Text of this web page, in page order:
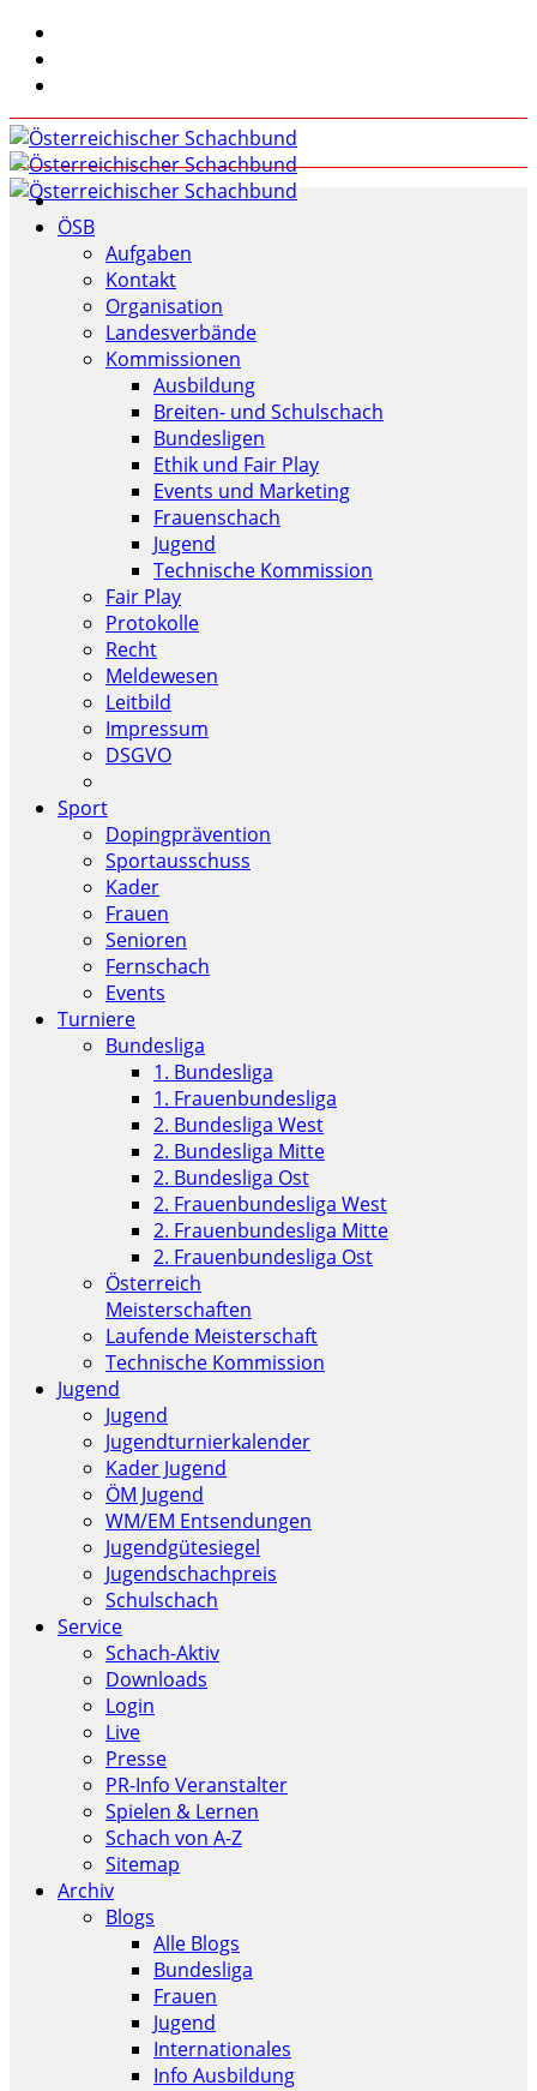
ÖSB
Aufgaben
Kontakt
Organisation
Landesverbände
Kommissionen
Ausbildung
Breiten- und Schulschach
Bundesligen
Ethik und Fair Play
Events und Marketing
Frauenschach
Jugend
Technische Kommission
Fair Play
Protokolle
Recht
Meldewesen
Leitbild
Impressum
DSGVO
Sport
Dopingprävention
Sportausschuss
Kader
Frauen
Senioren
Fernschach
Events
Turniere
Bundesliga
1. Bundesliga
1. Frauenbundesliga
2. Bundesliga West
2. Bundesliga Mitte
2. Bundesliga Ost
2. Frauenbundesliga West
2. Frauenbundesliga Mitte
2. Frauenbundesliga Ost
Österreich
Meisterschaften
Laufende Meisterschaft
Technische Kommission
Jugend
Jugend
Jugendturnierkalender
Kader Jugend
ÖM Jugend
WM/EM Entsendungen
Jugendgütesiegel
Jugendschachpreis
Schulschach
Service
Schach-Aktiv
Downloads
Login
Live
Presse
PR-Info Veranstalter
Spielen & Lernen
Schach von A-Z
Sitemap
Archiv
Blogs
Alle Blogs
Bundesliga
Frauen
Jugend
Internationales
Info Ausbildung